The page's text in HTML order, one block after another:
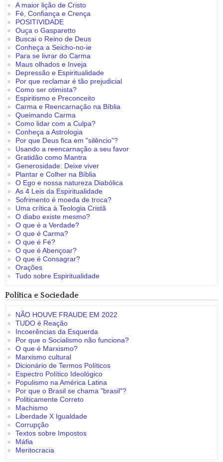
A maior lição de Cristo
Fé, Confiança e Crença
POSITIVIDADE
Ouça o Gasparetto
Buscai o Reino de Deus
Conheça a Seicho-no-ie
Para se livrar do Carma
Maus olhados e Inveja
Depressão e Espiritualidade
Por que reclamar é tão prejudicial
Como ser otimista?
Espiritismo e Preconceito
Carma e Reencarnação na Bíblia
Queimando Carma
Como lidar com a Culpa?
Conheça a Astrologia
Por que Deus fica em "silêncio"?
Usando a reencarnação a seu favor
Gratidão como Mantra
Generosidade: Deixe viver
Plantar e Colher na Bíblia
O Ego e nossa natureza Diabólica
As 4 Leis da Espiritualidade
Sofrimento é moeda de troca?
Uma crítica à Teologia Cristã
O diabo existe mesmo?
O que é a Verdade?
O que é Carma?
O que é Fé?
O que é Abençoar?
O que é Consagrar?
Orações
Tudo sobre Espiritualidade
Política e Sociedade
NÃO HOUVE FRAUDE EM 2022
TUDO é Reação
Incoerências da Esquerda
Por que o Socialismo não funciona?
O que é Marxismo?
Marxismo cultural
Dicionário de Termos Políticos
Espectro Político Ideológico
Populismo na América Latina
Por que o Brasil se chama "brasil"?
Politicamente Correto
Machismo
Liberdade X Igualdade
Corrupção
Textos sobre Impostos
Máfia
Meritocracia